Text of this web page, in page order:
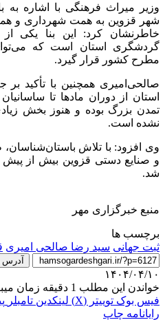
وزیر میراث فرهنگی با اشاره به
شهر قزوین به همت شهرداری و
خاطرنشان کرد: این بنا یکی
گردشگری استان است که
مطرح کشور قرار گیرد.
صالحی‌امیری همچنین با تأکید بر
استان از دوران مادها تا
تمدن بزرگ بوده و هنوز بخش
نشده است.
وی افزود: با تلاش
و صنایع دستی قزوین بیش از
شد.
منبع خبرگزاری مهر
برچسب ها
ثبت جهانی سید رضا صالحی امیری
۱۴۰۴/۰۴/۱۰
خواندن این مطلب 1 دقیقه زمان میبرد
فیس بوک توییتر (X) لینکدین ‫تامبلر
رایانامه چاپ